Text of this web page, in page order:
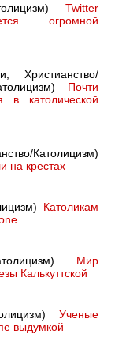
Twitter
огромной
Христианство/
Почти
в католической
Католицизм)
на крестах
Католикам
Мир
Калькуттской
Ученые
выдумкой